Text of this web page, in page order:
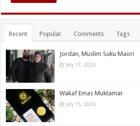
Recent Popular Comments Tags
Jordan, Muslim Suku Maori
July 17, 2026
Wakaf Emas Muktamar
July 15, 2026